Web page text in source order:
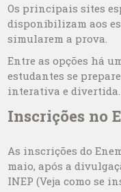
Os principais sites
disponibilizam aos
simularem a prova.
Entre as opções há
estudantes se
interativa e divertida.
Inscrições no
As inscrições do
maio, após a
INEP (Veja como se